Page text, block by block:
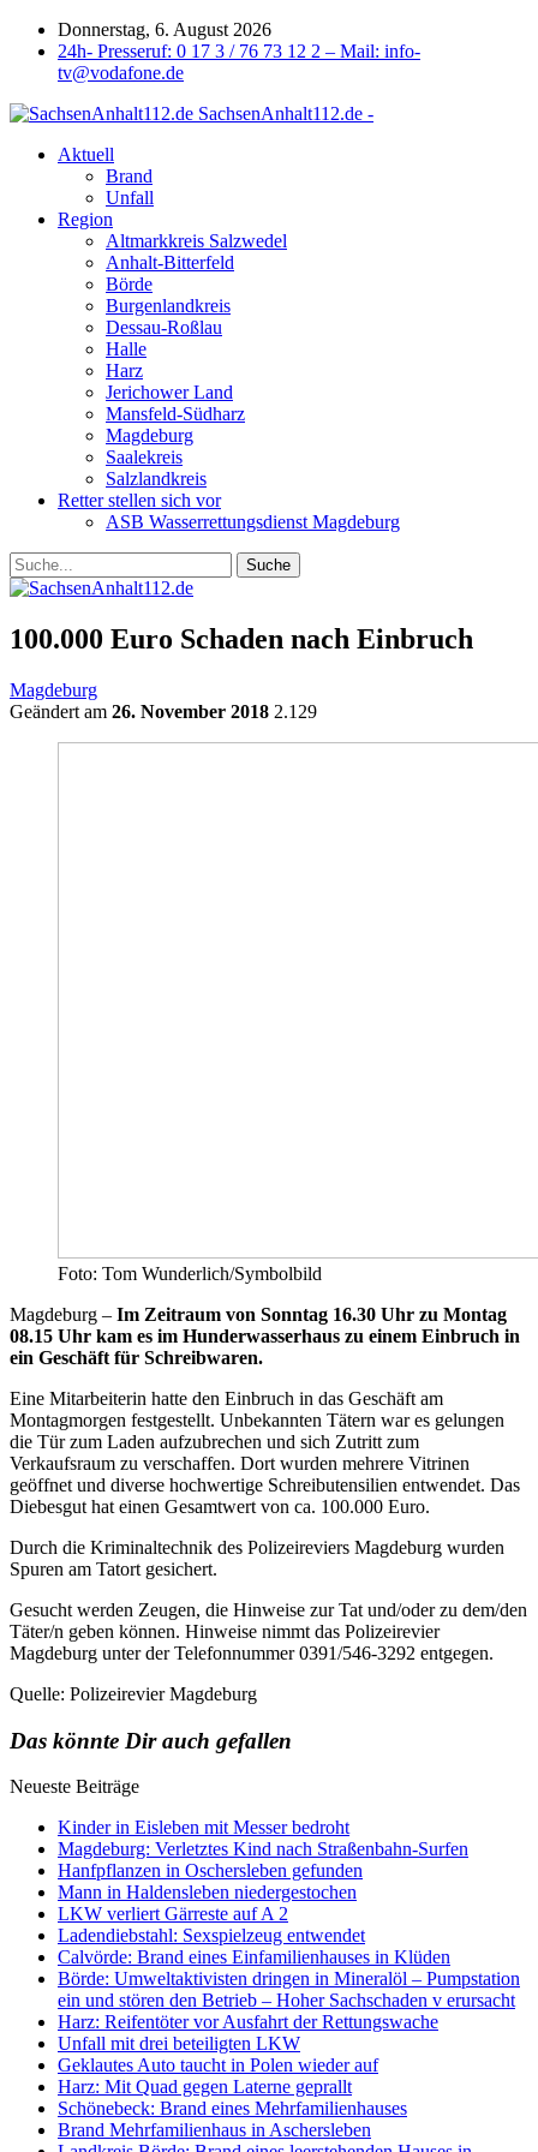
Donnerstag, 6. August 2026
24h- Presseruf: 0 17 3 / 76 73 12 2 – Mail: info-
tv@vodafone.de
SachsenAnhalt112.de -
Aktuell
Brand
Unfall
Region
Altmarkkreis Salzwedel
Anhalt-Bitterfeld
Börde
Burgenlandkreis
Dessau-Roßlau
Halle
Harz
Jerichower Land
Mansfeld-Südharz
Magdeburg
Saalekreis
Salzlandkreis
Retter stellen sich vor
ASB Wasserrettungsdienst Magdeburg
100.000 Euro Schaden nach Einbruch
Magdeburg
Geändert am 26. November 2018 2.129
Foto: Tom Wunderlich/Symbolbild
Magdeburg – Im Zeitraum von Sonntag 16.30 Uhr zu Montag
08.15 Uhr kam es im Hunderwasserhaus zu einem Einbruch in
ein Geschäft für Schreibwaren.
Eine Mitarbeiterin hatte den Einbruch in das Geschäft am
Montagmorgen festgestellt. Unbekannten Tätern war es gelungen
die Tür zum Laden aufzubrechen und sich Zutritt zum
Verkaufsraum zu verschaffen. Dort wurden mehrere Vitrinen
geöffnet und diverse hochwertige Schreibutensilien entwendet. Das
Diebesgut hat einen Gesamtwert von ca. 100.000 Euro.
Durch die Kriminaltechnik des Polizeireviers Magdeburg wurden
Spuren am Tatort gesichert.
Gesucht werden Zeugen, die Hinweise zur Tat und/oder zu dem/den
Täter/n geben können. Hinweise nimmt das Polizeirevier
Magdeburg unter der Telefonnummer 0391/546-3292 entgegen.
Quelle: Polizeirevier Magdeburg
Das könnte Dir auch gefallen
Neueste Beiträge
Kinder in Eisleben mit Messer bedroht
Magdeburg: Verletztes Kind nach Straßenbahn-Surfen
Hanfpflanzen in Oschersleben gefunden
Mann in Haldensleben niedergestochen
LKW verliert Gärreste auf A 2
Ladendiebstahl: Sexspielzeug entwendet
Calvörde: Brand eines Einfamilienhauses in Klüden
Börde: Umweltaktivisten dringen in Mineralöl – Pumpstation
ein und stören den Betrieb – Hoher Sachschaden v erursacht
Harz: Reifentöter vor Ausfahrt der Rettungswache
Unfall mit drei beteiligten LKW
Geklautes Auto taucht in Polen wieder auf
Harz: Mit Quad gegen Laterne geprallt
Schönebeck: Brand eines Mehrfamilienhauses
Brand Mehrfamilienhaus in Aschersleben